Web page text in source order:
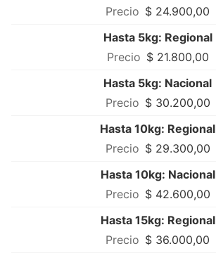
$ 24.900,00
Hasta 5kg: Regional
$ 21.800,00
Hasta 5kg: Nacional
$ 30.200,00
Hasta 10kg: Regional
$ 29.300,00
Hasta 10kg: Nacional
$ 42.600,00
Hasta 15kg: Regional
$ 36.000,00